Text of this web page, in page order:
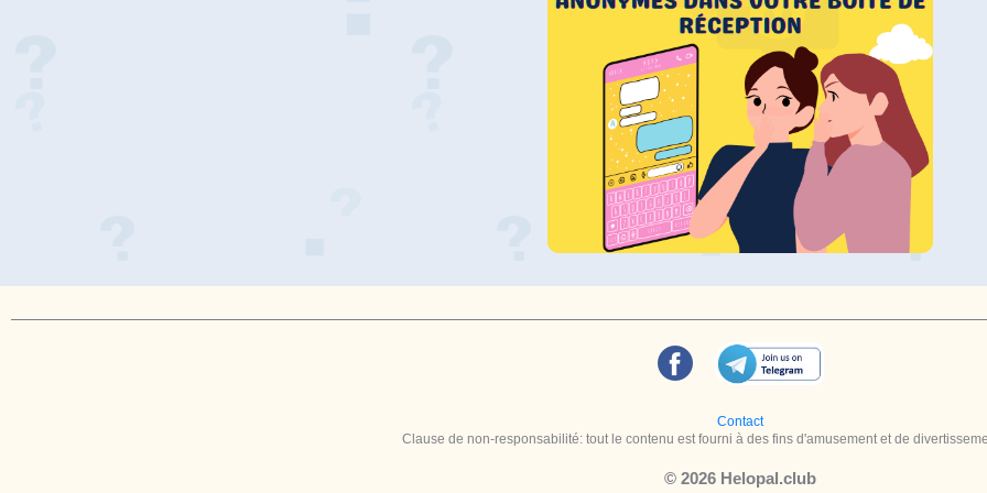
Contact
Clause de non-responsabilité: tout le contenu est fourni à des fins d'amusement et de
© 2026 Helopal.club